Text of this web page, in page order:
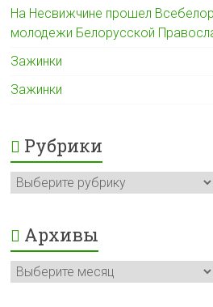
На Несвижчине прошел
молодежи Белорусской
Зажинки
Зажинки
Рубрики
Рубрики
Архивы
Архивы